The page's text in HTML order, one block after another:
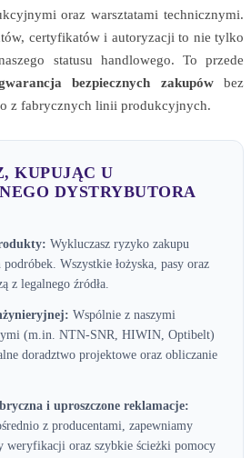
oraz warsztatami technicznymi.
certyfikatów i autoryzacji to nie tylko
statusu handlowego. To przede
bezpiecznych zakupówbez
z fabrycznych linii produkcyjnych.
KUPUJĄC U
DYSTRYBUTORA
Wykluczasz ryzyko zakupu
Wszystkie łożyska, pasy oraz
z legalnego źródła.
Wspólnie z naszymi
(m.in. NTN-SNR, HIWIN, Optibelt)
doradztwo projektowe oraz obliczanie
i uproszczone reklamacje:
z producentami, zapewniamy
weryfikacji oraz szybkie ścieżki pomocy